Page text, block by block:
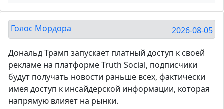
Голос Мордора 2026-08-05
Дональд Трамп запускает платный доступ к своей
рекламе на платформе Truth Social, подписчики
будут получать новости раньше всех, фактически
имея доступ к инсайдерской информации, которая
напрямую влияет на рынки.